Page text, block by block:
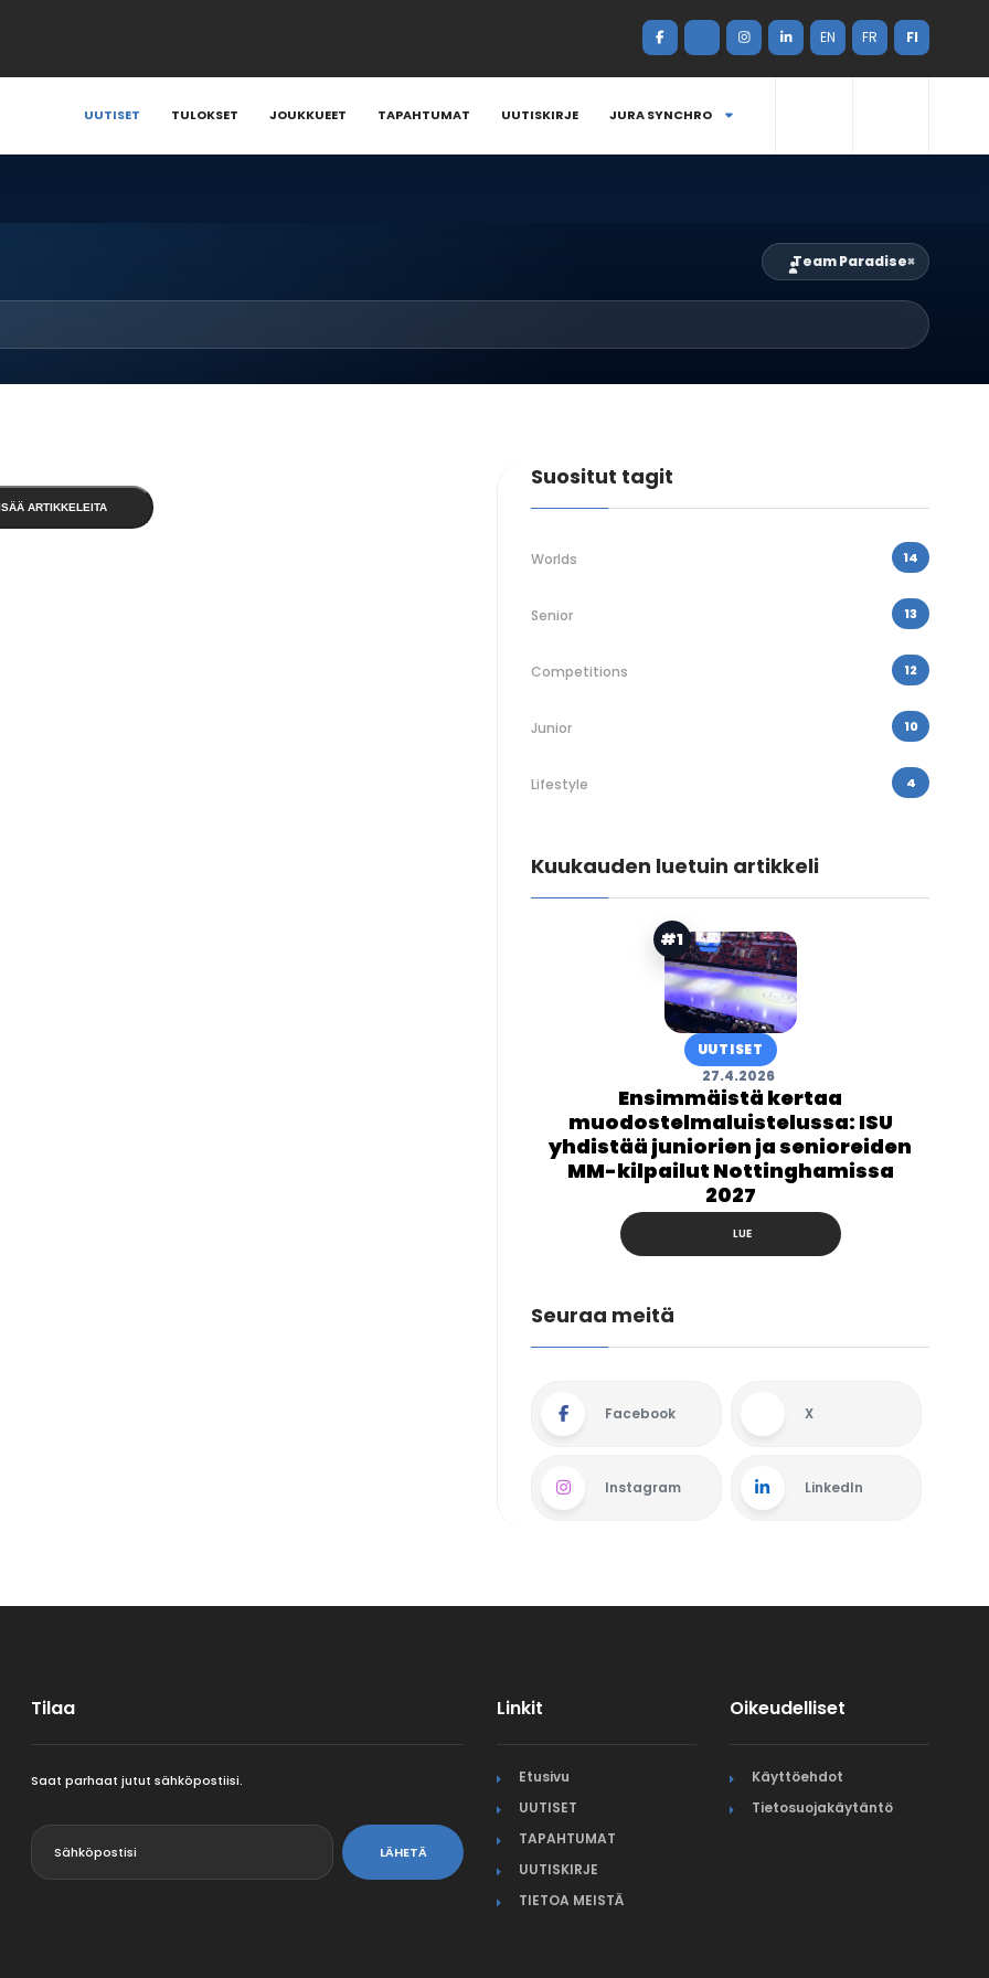
EN FR FI
UUTISET TULOKSET JOUKKUEET TAPAHTUMAT UUTISKIRJE JURA SYNCHRO
Team Paradise×
ARTIKKELEITA
Suositut tagit
Worlds 14
Senior 13
Competitions 12
Junior 10
Lifestyle 4
Kuukauden luetuin artikkeli
#1
UUTISET
27.4.2026
Ensimmäistä kertaa
muodostelmaluistelussa: ISU
yhdistää juniorien ja senioreiden
MM-kilpailut Nottinghamissa
2027
LUE
Seuraa meitä
Facebook X
Instagram LinkedIn
Tilaa
Saat parhaat jutut sähköpostiisi.
LÄHETÄ
Linkit
Etusivu
UUTISET
TAPAHTUMAT
UUTISKIRJE
TIETOA MEISTÄ
Oikeudelliset
Käyttöehdot
Tietosuojakäytäntö